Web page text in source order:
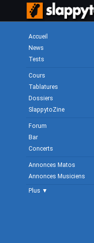
Accueil
News
Tests
Cours
Tablatures
Dossiers
SlappytoZine
Forum
Bar
Concerts
Annonces Matos
Annonces Musiciens
Plus ▼